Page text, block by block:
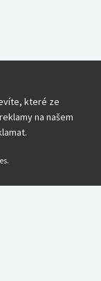
které ze
na našem